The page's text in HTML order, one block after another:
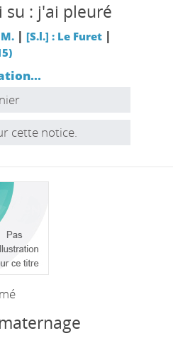
su : j'ai pleuré
M. | [S.l.] : Le Furet|
cette notice.